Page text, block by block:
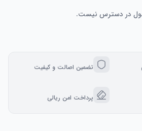
در دسترس نیست.
تضمین اصالت و کیفیت
پرداخت امن ریالی